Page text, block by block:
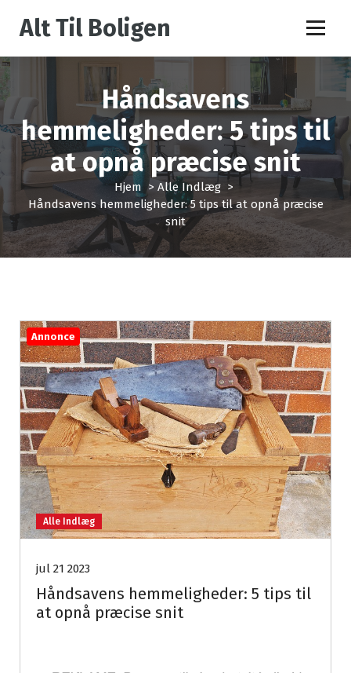
e
e
i
h
o
Alt Til Boligen
Håndsavens
hemmeligheder: 5 tips til
at opnå præcise snit
Hjem > Alle Indlæg >
Håndsavens hemmeligheder: 5 tips til at opnå præcise
snit
Annonce
Alle Indlæg
jul 21 2023
Håndsavens hemmeligheder: 5 tips til
at opnå præcise snit